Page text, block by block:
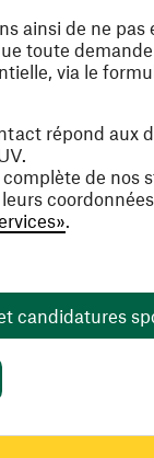
ainsi de ne pas
toute
via le
répond aux
de nos
.
candidatures